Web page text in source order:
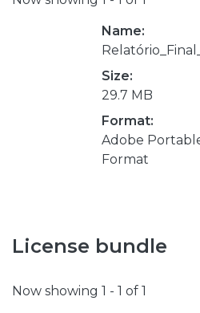
Name:
Size:
29.7 MB
Format:
Adobe
Format
License bundle
Now showing 1 - 1 of 1